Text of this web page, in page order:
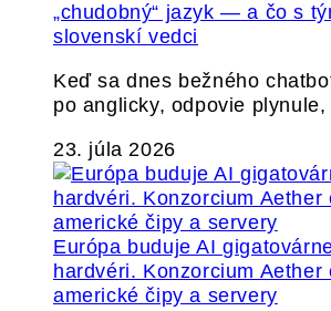
„chudobný“ jazyk — a čo s
slovenskí vedci
Keď sa dnes bežného
po anglicky, odpovie
23. júla 2026
Európa buduje AI
hardvéri. Konzorcium
americké čipy a servery